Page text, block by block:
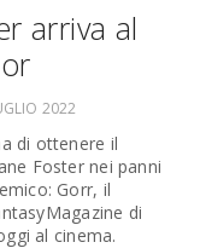
arriva al
2022
di ottenere il
Foster nei panni
Gorr, il
di
al cinema.